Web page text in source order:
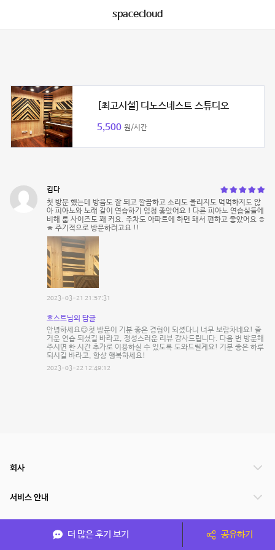
spacecloud
[최고시설] 디노스네스트 스튜디오
5,500 원/시간
킴다
첫 방문 했는데 방음도 잘 되고 깔끔하고 소리도 울리지도 먹먹하지도 않
아 피아노와 노래 같이 연습하기 엄청 좋았어요 ! 다른 피아노 연습실들에
비해 룸 사이즈도 꽤 커요. 주차도 아파트에 하면 돼서 편하고 좋았어요 ㅎ
ㅎ 주기적으로 방문하려고요 !!
2023-03-21 21:57:31
호스트님의 답글
안녕하세요😊첫 방문이 기분 좋은 경험이 되셨다니 너무 보람차네요! 즐
거운 연습 되셨길 바라고, 정성스러운 리뷰 감사드립니다. 다음 번 방문해
주시면 한 시간 추가로 이용하실 수 있도록 도와드릴게요! 기분 좋은 하루
되시길 바라고, 항상 행복하세요!
2023-03-22 12:49:12
더 많은 후기 보기 공유하기
회사
서비스 안내